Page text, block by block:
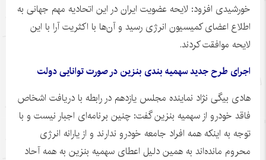
خورشیدی افزود: لایحه عضویت ایران در این اتحادیه مهم جهانی به
اطلاع اعضای کمیسیون انرژی رسید و آن‌ها با اکثریت آرا با این
لایحه موافقت کردند.
اجرای طرح جدید سهمیه بندی بنزین در صورت توانایی دولت
هادی بیگی نژاد نماینده مجلس یازدهم در رابطه با دریافت اشخاص
فاقد خودرو از سهمیه بنزین گفت: چنین برنامه‌ای اجبار نیست و با
توجه به اینکه همه افراد جامعه خودرو ندارند و از یارانه انرژی
محروم مانده‌اند به همین دلیل اعطای سهمیه بنزین به همه آحاد